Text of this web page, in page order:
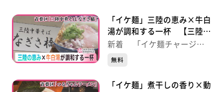
豚汁のメニューを残しつつ桜木製麺所の代名詞である中
華そばをメインに構える。
イチオシは「中華そば（塩）」。リニューアルに合わせ
動物系・魚介系・貝だしを合わせた桜木製麺所自慢の
「イケ麺」三陸の恵み×牛白
湯が調和する一杯 【三陸中
華そば なぎさ橋】 （仙
新着 「イケ麺チャージ」
【チャージ！】
無料
「イケ麺」煮干しの香り×動